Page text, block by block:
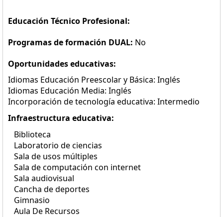
Educación Técnico Profesional:
Programas de formación DUAL: No
Oportunidades educativas:
Idiomas Educación Preescolar y Básica: Inglés
Idiomas Educación Media: Inglés
Incorporación de tecnología educativa: Intermedio
Infraestructura educativa:
Biblioteca
Laboratorio de ciencias
Sala de usos múltiples
Sala de computación con internet
Sala audiovisual
Cancha de deportes
Gimnasio
Aula De Recursos